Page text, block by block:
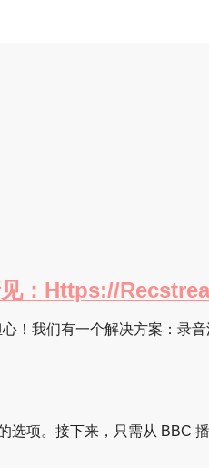
见：https://
！我们有一个解决方案：录音
选项。接下来，只需从 BBC